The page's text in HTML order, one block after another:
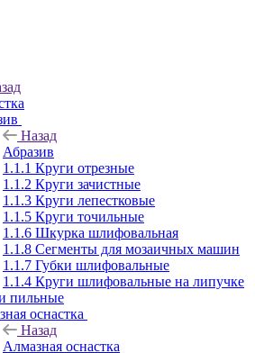
Назад
Абразив
1.1.1 Круги отрезные
1.1.2 Круги зачистные
1.1.3 Круги лепестковые
1.1.5 Круги точильные
1.1.6 Шкурка шлифовальная
1.1.8 Сегменты для мозаичных машин
1.1.7 Губки шлифовальные
1.1.4 Круги шлифовальные на липучке
пильные
оснастка
Назад
Алмазная оснастка